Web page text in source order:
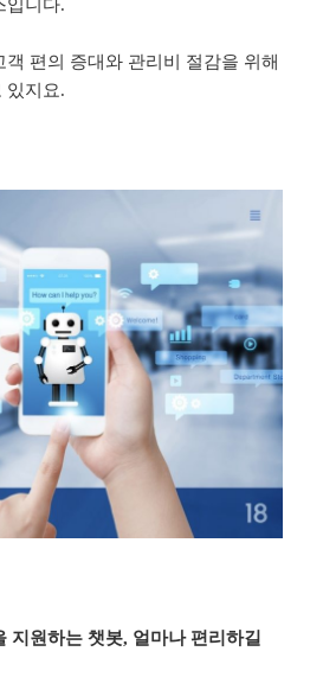
입니다.
편의 증대와 관리비 절감을 위해
있지요.
지원하는 챗봇, 얼마나 편리하길